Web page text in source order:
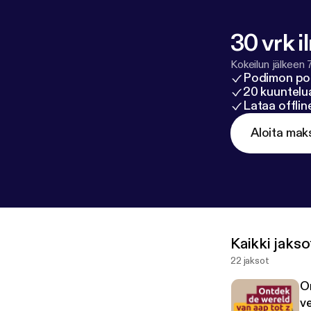
30 vrk
Kokeilun jälkeen
Podimon
20
Lataa
Aloita
Kaikki
22 jaksot